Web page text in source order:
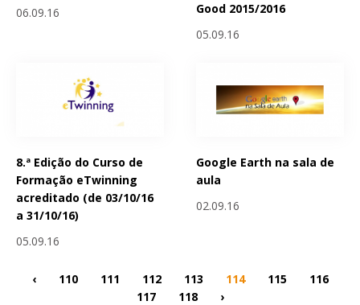
06.09.16
Good 2015/2016
05.09.16
8.ª Edição do Curso de
Formação eTwinning
acreditado (de 03/10/16
a 31/10/16)
05.09.16
Google Earth na sala de
aula
02.09.16
‹ 110 111 112 113 114 115
116
117
118 ›